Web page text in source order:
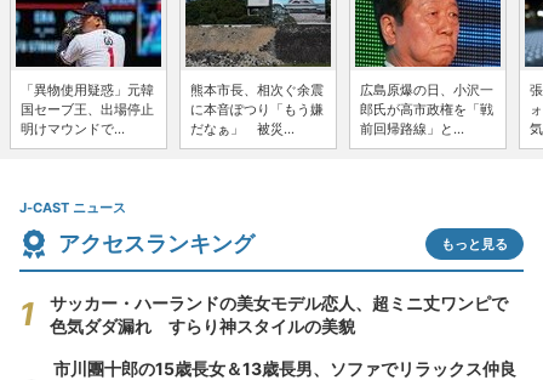
「異物使用疑惑」元韓
国セーブ王、出場停止
明けマウンドで...
熊本市長、相次ぐ余震
に本音ぽつり「もう嫌
だなぁ」 被災...
広島原爆の日、小沢一
郎氏が高市政権を「戦
前回帰路線」と...
J-CAST ニュース
アクセスランキング もっと見る
サッカー・ハーランドの美女モデル恋人、超ミニ丈ワンピで
色気ダダ漏れ すらり神スタイルの美貌
市川團十郎の15歳長女＆13歳長男、ソファでリラックス仲良